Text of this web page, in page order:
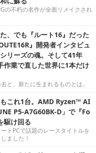
の不朽の名作が全面リメイクされ
、でも『ルート16』だった
』開発者インタビュ
リーズの魂。そして41年
作業で直した世界に1本だけ
と、新たに生まれるものとは。
これ1台。AMD Ryzen™ AI
P5-A7G60BK-D」で『Fo
駆け回る
トPCで話題のレースタイトルを
ました！